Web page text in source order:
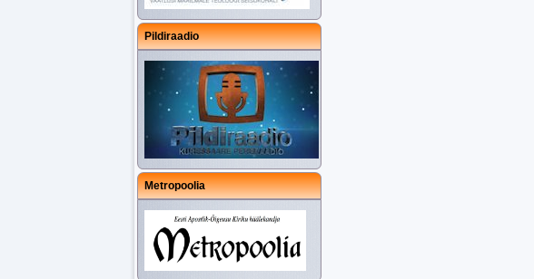
Pildiraadio
Metropoolia